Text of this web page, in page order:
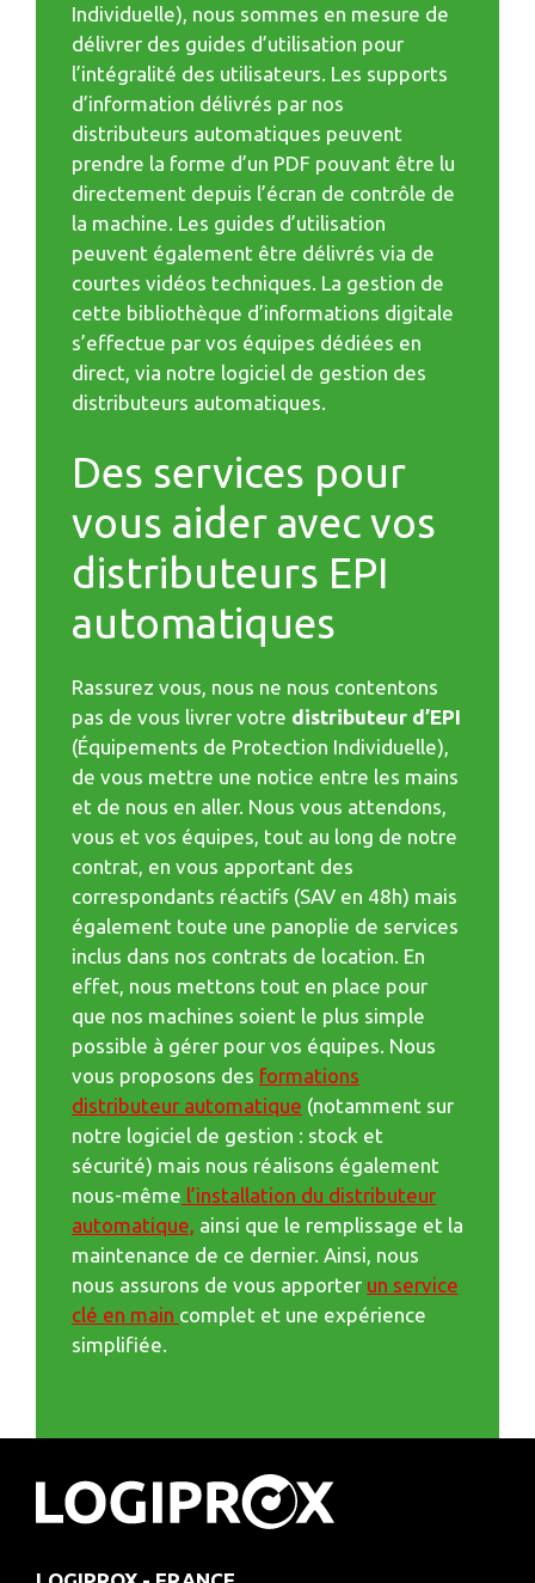
Individuelle), nous sommes en mesure de
délivrer des guides d’utilisation pour
l’intégralité des utilisateurs. Les supports
d’information délivrés par nos
distributeurs automatiques peuvent
prendre la forme d’un PDF pouvant être lu
directement depuis l’écran de contrôle de
la machine. Les guides d’utilisation
peuvent également être délivrés via de
courtes vidéos techniques. La gestion de
cette bibliothèque d’informations digitale
s’effectue par vos équipes dédiées en
direct, via notre logiciel de gestion des
distributeurs automatiques.
Des services pour
vous aider avec vos
distributeurs EPI
automatiques
Rassurez vous, nous ne nous contentons
pas de vous livrer votre distributeur d’EPI
(Équipements de Protection Individuelle),
de vous mettre une notice entre les mains
et de nous en aller. Nous vous attendons,
vous et vos équipes, tout au long de notre
contrat, en vous apportant des
correspondants réactifs (SAV en 48h) mais
également toute une panoplie de services
inclus dans nos contrats de location. En
effet, nous mettons tout en place pour
que nos machines soient le plus simple
possible à gérer pour vos équipes. Nous
vous proposons des formations
distributeur automatique (notamment sur
notre logiciel de gestion : stock et
sécurité) mais nous réalisons également
nous-même l’installation du distributeur
automatique, ainsi que le remplissage et la
maintenance de ce dernier. Ainsi, nous
nous assurons de vous apporter un service
clé en main complet et une expérience
simplifiée.